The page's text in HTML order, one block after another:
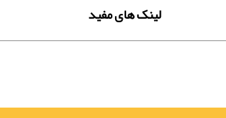
لینک های مفید